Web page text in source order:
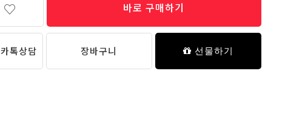
바로 구매하기
카톡상담 장바구니 선물하기